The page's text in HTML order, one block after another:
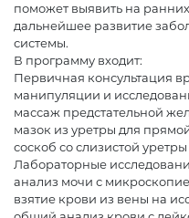
поможет выявить на
дальнейшее развитие
системы.
В программу входит:
Первичная консультация
манипуляции и
массаж предстательной
мазок из уретры для
соскоб со слизистой
Лабораторные
анализ мочи с
взятие крови из вены на